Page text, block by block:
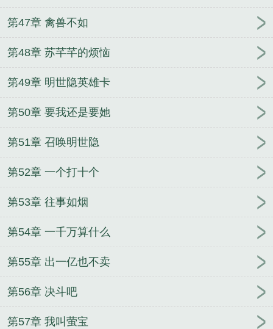
第47章 禽兽不如
第48章 苏芊芊的烦恼
第49章 明世隐英雄卡
第50章 要我还是要她
第51章 召唤明世隐
第52章 一个打十个
第53章 往事如烟
第54章 一千万算什么
第55章 出一亿也不卖
第56章 决斗吧
第57章 我叫萤宝